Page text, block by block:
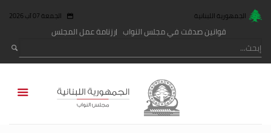
الجمهورية اللبنانية الجمعة 07 آب 2026
قوانين صدقت في مجلس النواب رزنامة عمل المجلس